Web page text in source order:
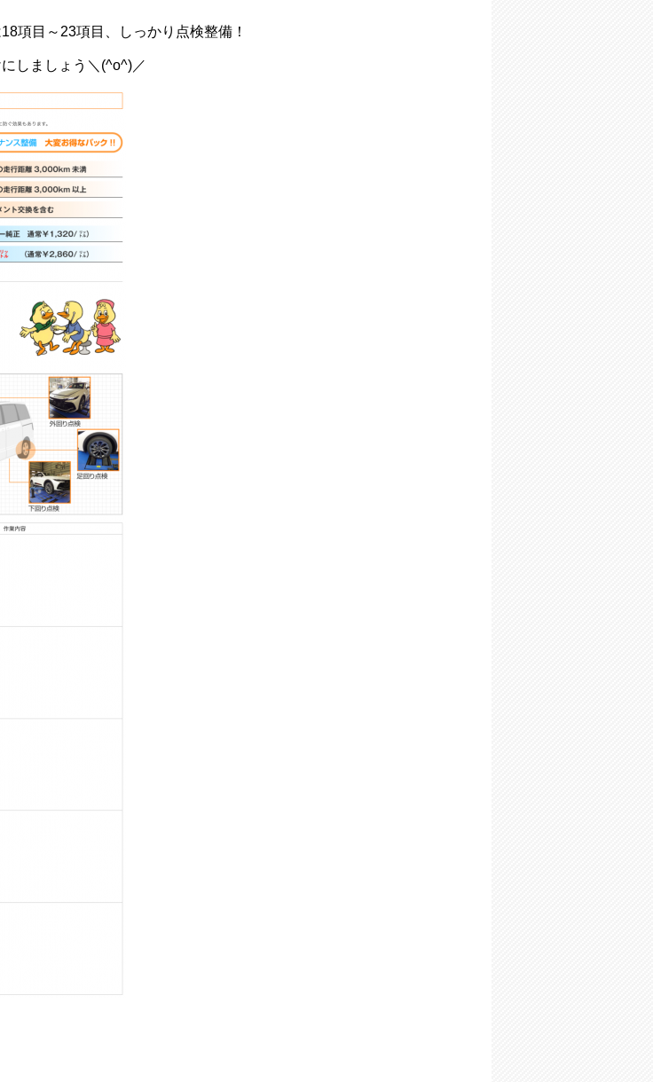
項目～23項目、しっかり点検整備！
しましょう＼(^o^)／